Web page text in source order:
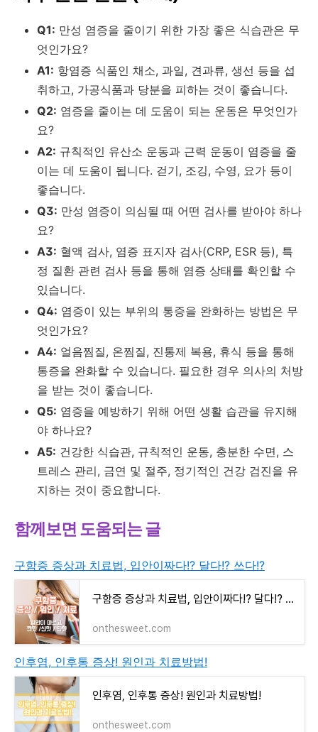
Q1: 만성 염증을 줄이기 위한 가장 좋은 식습관은 무
엇인가요?
A1: 항염증 식품인 채소, 과일, 견과류, 생선 등을 섭
취하고, 가공식품과 당분을 피하는 것이 좋습니다.
Q2: 염증을 줄이는 데 도움이 되는 운동은 무엇인가
요?
A2: 규칙적인 유산소 운동과 근력 운동이 염증을 줄
이는 데 도움이 됩니다. 걷기, 조깅, 수영, 요가 등이
좋습니다.
Q3: 만성 염증이 의심될 때 어떤 검사를 받아야 하나
요?
A3: 혈액 검사, 염증 표지자 검사(CRP, ESR 등), 특
정 질환 관련 검사 등을 통해 염증 상태를 확인할 수
있습니다.
Q4: 염증이 있는 부위의 통증을 완화하는 방법은 무
엇인가요?
A4: 얼음찜질, 온찜질, 진통제 복용, 휴식 등을 통해
통증을 완화할 수 있습니다. 필요한 경우 의사의 처방
을 받는 것이 좋습니다.
Q5: 염증을 예방하기 위해 어떤 생활 습관을 유지해
야 하나요?
A5: 건강한 식습관, 규칙적인 운동, 충분한 수면, 스
트레스 관리, 금연 및 절주, 정기적인 건강 검진을 유
지하는 것이 중요합니다.
함께보면 도움되는 글
구함증 증상과 치료법, 입안이짜다!? 달다!? 쓰다!?
구함증 증상과 치료법, 입안이짜다!? 달다!? 쓰다!?
onthesweet.com
인후염, 인후통 증상! 원인과 치료방법!
인후염, 인후통 증상! 원인과 치료방법!
onthesweet.com